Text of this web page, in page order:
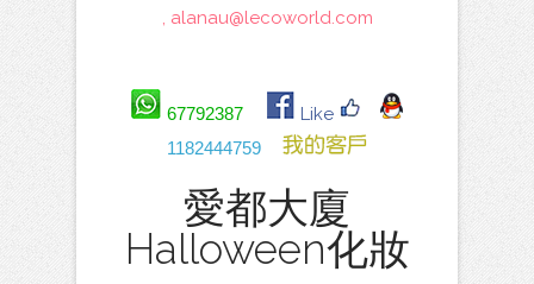
, alanau@lecoworld.com
67792387 Like
1182444759
愛都大廈
Halloween化妝